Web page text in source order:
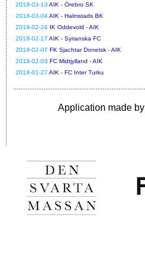
2018-03-13 AIK - Örebro SK
2018-03-04AIK - Halmstads BK
2018-02-24 IK Oddevold - AIK
2018-02-17 AIK - Syrianska FC
2018-02-07 FK Sjachtar Donetsk - AIK
2018-02-03 FC Midtjylland - AIK
2018-01-27 AIK - FC Inter Turku
Application made by